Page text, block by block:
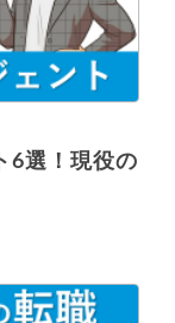
6選！現役の